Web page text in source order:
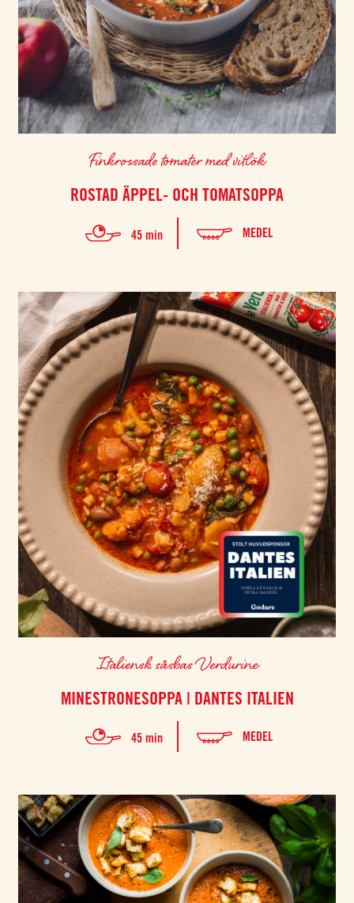
Finkrossade tomater med vitlök
ROSTAD ÄPPEL- OCH TOMATSOPPA
45 min MEDEL
Italiensk såsbas Verdurine
MINESTRONESOPPA | DANTES ITALIEN
45 min MEDEL